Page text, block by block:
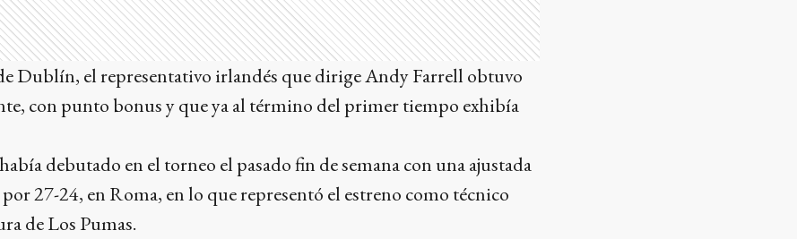
Dublín, el representativo irlandés que dirige Andy Farrell obtuvo
con punto bonus y que ya al término del primer tiempo exhibía
debutado en el torneo el pasado fin de semana con una ajustada
27-24, en Roma, en lo que representó el estreno como técnico
de Los Pumas.